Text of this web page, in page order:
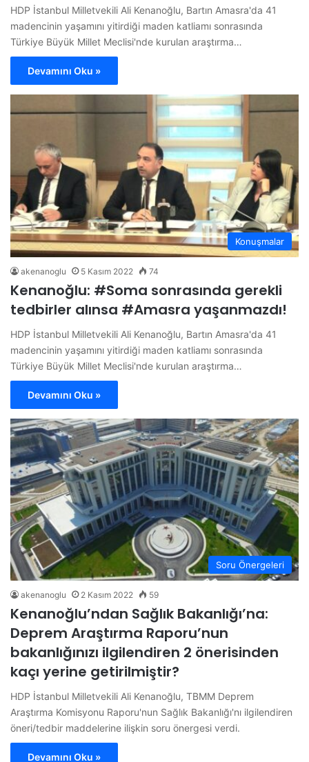
HDP İstanbul Milletvekili Ali Kenanoğlu, Bartın Amasra'da 41
madencinin yaşamını yitirdiği maden katliamı sonrasında
Türkiye Büyük Millet Meclisi'nde kurulan araştırma…
Devamını Oku »
Konuşmalar
akenanoglu 5 Kasım 2022 74
Kenanoğlu: #Soma sonrasında gerekli
tedbirler alınsa #Amasra yaşanmazdı!
HDP İstanbul Milletvekili Ali Kenanoğlu, Bartın Amasra'da 41
madencinin yaşamını yitirdiği maden katliamı sonrasında
Türkiye Büyük Millet Meclisi'nde kurulan araştırma…
Devamını Oku »
Soru Önergeleri
akenanoglu 2 Kasım 2022 59
Kenanoğlu’ndan Sağlık Bakanlığı’na:
Deprem Araştırma Raporu’nun
bakanlığınızı ilgilendiren 2 önerisinden
kaçı yerine getirilmiştir?
HDP İstanbul Milletvekili Ali Kenanoğlu, TBMM Deprem
Araştırma Komisyonu Raporu'nun Sağlık Bakanlığı'nı ilgilendiren
öneri/tedbir maddelerine ilişkin soru önergesi verdi.
Devamını Oku »